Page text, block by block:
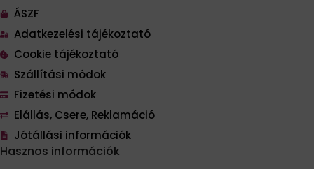
ÁSZF
Adatkezelési tájékoztató
Cookie tájékoztató
Szállítási módok
Fizetési módok
Elállás, Csere, Reklamáció
Jótállási információk
Hasznos információk